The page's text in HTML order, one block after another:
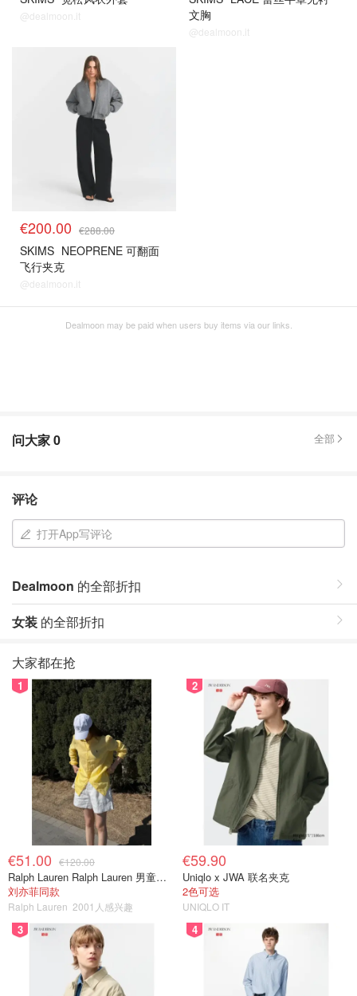
@dealmoon.it
文胸
@dealmoon.it
€200.00 €288.00
SKIMS NEOPRENE 可翻面
飞行夹克
@dealmoon.it
Dealmoon may be paid when users buy items via our links.
问大家0 全部
评论
打开App写评论
Dealmoon 的全部折扣
女装 的全部折扣
大家都在抢
1
€51.00 €120.00
Ralph Lauren Ralph Lauren 男童亚麻衬衫
刘亦菲同款
Ralph Lauren 2001人感兴趣
2
€59.90
Uniqlo x JWA 联名夹克
2色可选
UNIQLO IT
3 4